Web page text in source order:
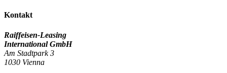
Kontakt
Raiffeisen-Leasing
International GmbH
Am Stadtpark 3
1030 Vienna